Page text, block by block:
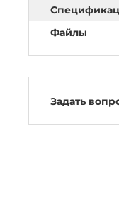
Файлы
Задать